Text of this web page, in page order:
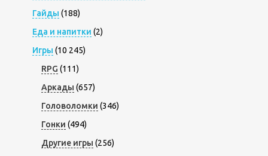
Гайды (188)
Еда и напитки (2)
Игры (10 245)
RPG (111)
Аркады (657)
Головоломки (346)
Гонки (494)
Другие игры (256)